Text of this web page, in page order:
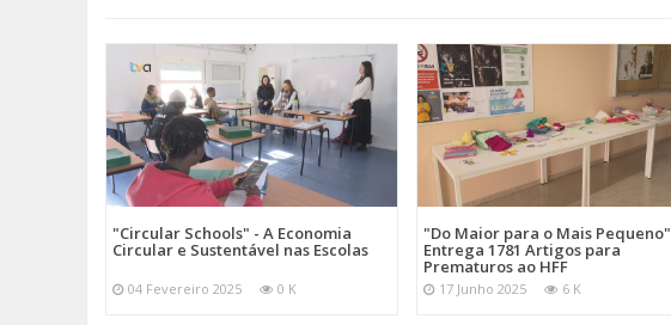
"Circular Schools" - A Economia
Circular e Sustentável nas Escolas
04 Fevereiro 2025 0 K
"Do Maior para o Mais Pequeno"
Entrega 1781 Artigos para
Prematuros ao HFF
17 Junho 2025 6 K